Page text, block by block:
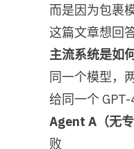
而是因为包裹
这篇文章想回
主流系统是如
同一个模型，
给同一个
Agent A（无专
败